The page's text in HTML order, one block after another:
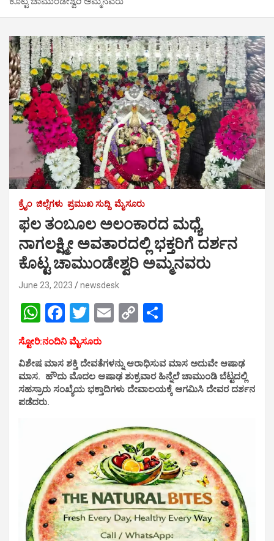
ಕ್ರೈಂ ಜಿಲ್ಲೆಗಳು ಪ್ರಮುಖ ಸುದ್ದಿ ಮೈಸೂರು
ಫಲ ತಂಬೂಲ ಅಲಂಕಾರದ ಮಧ್ಯೆ
ನಾಗಲಕ್ಷ್ಮೀ ಅವತಾರದಲ್ಲಿ ಭಕ್ತರಿಗೆ ದರ್ಶನ
ಕೊಟ್ಟ ಚಾಮುಂಡೇಶ್ವರಿ ಅಮ್ಮನವರು
June 23, 2023 newsdesk
W
h
at
s
A
p
F
a
ce
b
o
T
wi
tt
er
E
C
Li
n
e
ಸ್ಟೋರಿ:ನಂದಿನಿ ಮೈಸೂರು
ವಿಶೇಷ ಮಾಸ ಶಕ್ತಿ ದೇವತೆಗಳನ್ನು ಆರಾಧಿಸುವ ಮಾಸ ಅದುವೇ ಆಷಾಢ
ಮಾಸ. ಹೌದು ಮೊದಲ ಆಷಾಢ ಶುಕ್ರವಾರ ಹಿನ್ನೆಲೆ ಚಾಮುಂಡಿ ಬೆಟ್ಟದಲ್ಲಿ
ಸಹಸ್ರಾರು ಸಂಖ್ಯೆಯ ಭಕ್ತಾದಿಗಳು ದೇವಾಲಯಕ್ಕೆ ಆಗಮಿಸಿ ದೇವರ ದರ್ಶನ
ಪಡೆದರು.